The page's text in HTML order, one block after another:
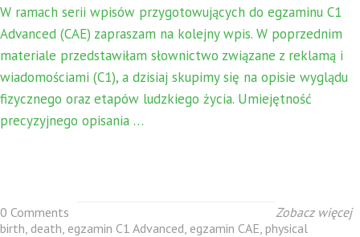
W ramach serii wpisów przygotowujących do egzaminu C1
Advanced (CAE) zapraszam na kolejny wpis. W poprzednim
materiale przedstawiłam słownictwo związane z reklamą i
wiadomościami (C1), a dzisiaj skupimy się na opisie wyglądu
fizycznego oraz etapów ludzkiego życia. Umiejętność
precyzyjnego opisania …
0 Comments
Zobacz więcej
birth, death, egzamin C1 Advanced, egzamin CAE, physical